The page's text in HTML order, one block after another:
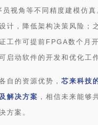
视角等不同精度建模仿真
计，降低架构决策风险；
工作可提前FPGA数个月
启动软件的开发和优化工
自的资源优势， 芯来科技
解决方案 ，相信未来能
方案。